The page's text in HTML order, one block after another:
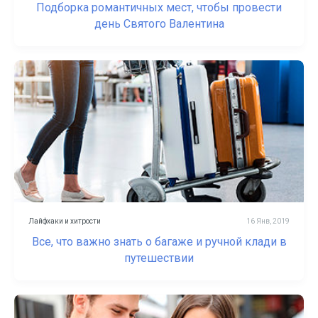
Подборка романтичных мест, чтобы провести
день Святого Валентина
Лайфхаки и хитрости 16 Янв, 2019
Все, что важно знать о багаже и ручной клади в
путешествии